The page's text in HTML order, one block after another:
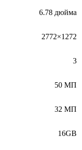
6.78 дюйма
2772×1272
3
50 МП
32 МП
16GB